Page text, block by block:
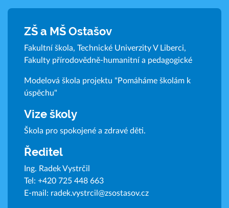
ZŠ a MŠ Ostašov
Fakultní škola, Technické Univerzity V Liberci,
Fakulty přírodovědně-humanitní a pedagogické
Modelová škola projektu "Pomáháme školám k
úspěchu"
Vize školy
Škola pro spokojené a zdravé děti.
Ředitel
Ing. Radek Vystrčil
Tel: +420 725 448 663
E-mail: radek.vystrcil@zsostasov.cz